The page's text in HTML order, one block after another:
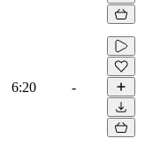
6:20 -